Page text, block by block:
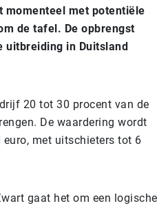
momenteel met potentiële
de tafel. De opbrengst
uitbreiding in Duitsland
20 tot 30 procent van de
De waardering wordt
met uitschieters tot 6
gaat het om een logische